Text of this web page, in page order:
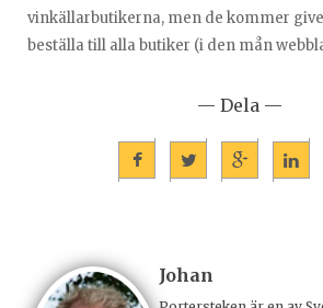
vinkällarbutikerna, men de kommer
beställa till alla butiker (i den mån
— Dela —
Johan